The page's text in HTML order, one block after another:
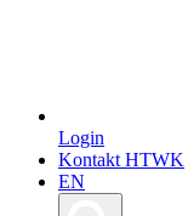
Login
Kontakt HTWK
EN